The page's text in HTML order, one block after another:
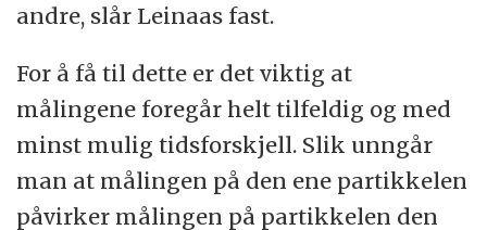
andre, slår Leinaas fast.
For å få til dette er det viktig at
målingene foregår helt tilfeldig og med
minst mulig tidsforskjell. Slik unngår
man at målingen på den ene partikkelen
påvirker målingen på partikkelen den